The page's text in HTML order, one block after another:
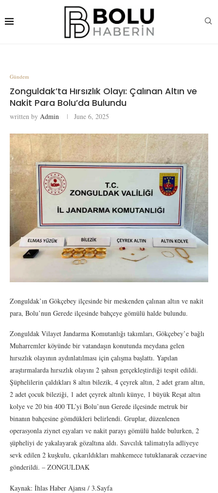
Gündem
Zonguldak’ta Hırsızlık Olayı: Çalınan Altın ve
Nakit Para Bolu’da Bulundu
written by Admin June 6, 2025
Zonguldak’ın Gökçebey ilçesinde bir meskenden çalınan altın ve nakit
para, Bolu’nun Gerede ilçesinde bahçeye gömülü halde bulundu.
Zonguldak Vilayet Jandarma Komutanlığı takımları, Gökçebey’e bağlı
Muharremler köyünde bir vatandaşın konutunda meydana gelen
hırsızlık olayının aydınlatılması için çalışma başlattı. Yapılan
araştırmalarda hırsızlık olayını 2 şahsın gerçekleştirdiği tespit edildi.
Şüphelilerin çaldıkları 8 altın bilezik, 4 çeyrek altın, 2 adet gram altın,
2 adet çocuk bileziği, 1 adet çeyrek altınlı künye, 1 büyük Reşat altın
kolye ve 20 bin 400 TL’yi Bolu’nun Gerede ilçesinde metruk bir
binanın bahçesine gömdükleri belirlendi. Gruplar, düzenlenen
operasyonla ziynet eşyaları ve nakit parayı gömülü halde bulurken, 2
şüpheliyi de yakalayarak gözaltına aldı. Savcılık talimatıyla adliyeye
sevk edilen 2 kuşkulu, çıkarıldıkları mahkemece tutuklanarak cezaevine
gönderildi. – ZONGULDAK
Kaynak: İhlas Haber Ajansı / 3.Sayfa